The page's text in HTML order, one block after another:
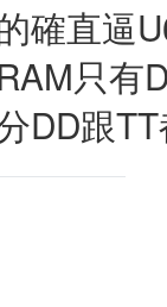
確直逼
只有
DD跟